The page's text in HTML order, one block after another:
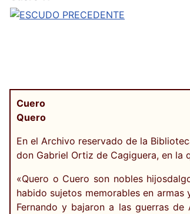
Cuero
Quero
En el Archivo reservado de la
don Gabriel Ortiz de Cagiguera, en la
«Quero o Cuero son nobles
habido sujetos memorables en
Fernando y bajaron a las guerras